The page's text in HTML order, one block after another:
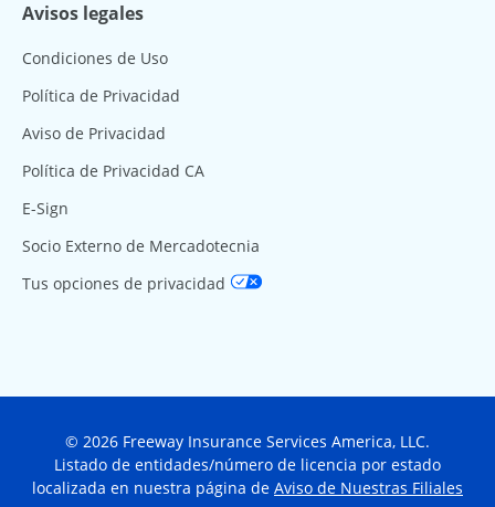
Avisos legales
Condiciones de Uso
Política de Privacidad
Aviso de Privacidad
Política de Privacidad CA
E-Sign
Socio Externo de Mercadotecnia
Tus opciones de privacidad
© 2026 Freeway Insurance Services America, LLC.
Listado de entidades/número de licencia por estado
localizada en nuestra página de Aviso de Nuestras Filiales